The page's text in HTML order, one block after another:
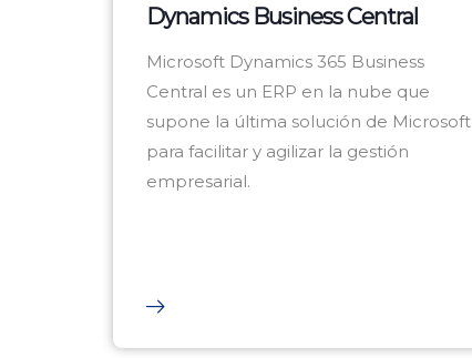
Dynamics Business Central
Microsoft Dynamics 365 Business
Central es un ERP en la nube que
supone la última solución de Microsoft
para facilitar y agilizar la gestión
empresarial.